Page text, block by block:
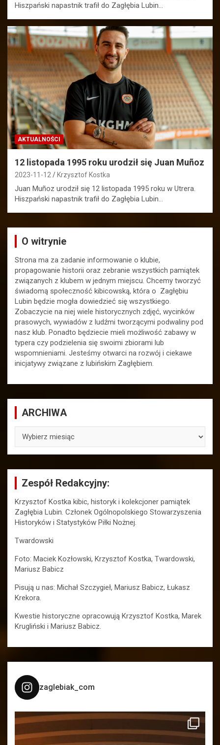
Hiszpański napastnik trafił do Zagłębia Lubin…
AKTUALNOŚCI
12 listopada 1995 roku urodził się Juan Muñoz
2023-11-12 Krzysztof Kostka
Juan Muñoz urodził się 12 listopada 1995 roku w Utrera.
Hiszpański napastnik trafił do Zagłębia Lubin…
O witrynie
Strona ma za zadanie informowanie o klubie,
propagowanie historii oraz zebranie wszystkich pamiątek
związanych z klubem w jednym miejscu. Chcemy tworzyć
świadomą społeczność kibicowską, która o Zagłębiu
Lubin będzie mogła dowiedzieć się wszystkiego.
Zobaczycie na niej wiele historycznych zdjęć, wycinków
prasowych, wywiadów z ludźmi tworzącymi podwaliny pod
nasz klub. Ponadto będziecie mieli możliwość zabawy w
typera czy podzielenia się swoimi zbiorami lub
wspomnieniami. Jesteśmy otwarci na rozwój i ciekawe
inicjatywy związane z lubińskim Zagłębiem.
ARCHIWA
Zespół Redakcyjny:
Krzysztof Kostka kibic, historyk i kolekcjoner pamiątek
Zagłębia Lubin. Członek Ogólnopolskiego Stowarzyszenia
Historyków i Statystyków Piłki Nożnej.
Twardowski
Foto: Maciek Kozłowski, Krzysztof Kostka, Twardowski,
Mariusz Babicz
Pisują u nas: Michał Szczygieł, Mariusz Babicz, Łukasz
Krekora.
Kwestie historyczne opracowują Krzysztof Kostka, Marek
Krugliński i Mariusz Babicz.
zaglebiak_com